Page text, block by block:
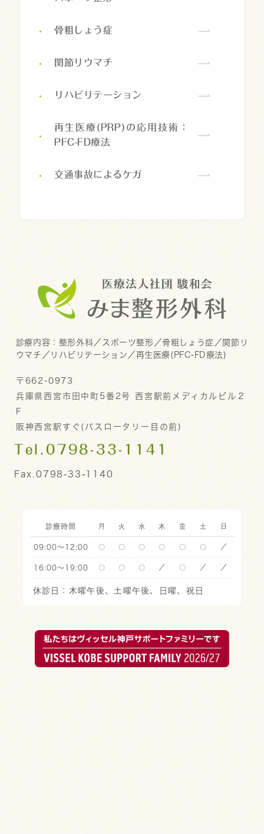
骨粗しょう症
関節リウマチ
リハビリテーション
再生医療(PRP)の応用技術：
PFC-FD療法
交通事故によるケガ
診療内容： 整形外科／スポーツ整形／骨粗しょう症／関節リ
ウマチ／リハビリテーション／再生医療(PFC-FD療法)
〒662-0973
兵庫県西宮市田中町5番2号 西宮駅前メディカルビル２
F
阪神西宮駅すぐ(バスロータリー目の前)
Tel.0798-33-1141
Fax.0798-33-1140
診療時間 月 火 水 木 金 土 日
09:00～12:00 〇 〇 〇 〇 〇 〇 ／
16:00～19:00 〇 〇 〇 ／ 〇 ／ ／
休診日：木曜午後、土曜午後、日曜、祝日